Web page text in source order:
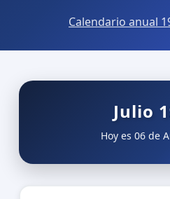
Calendario anual
Julio
Hoy es 06 de